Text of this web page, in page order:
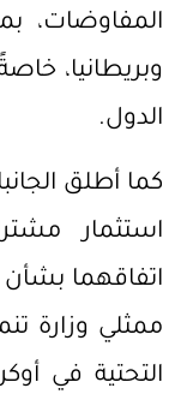
المفاوضات،
وبريطانيا،
الدول.
كما أطلق
استثمار
اتفاقهما
ممثلي وزارة
التحتية في